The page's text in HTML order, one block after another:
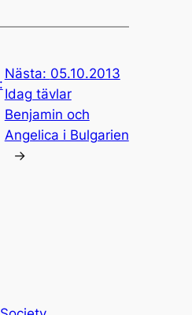
Nästa: 05.10.2013
Idag tävlar
Benjamin och
Angelica i Bulgarien
→